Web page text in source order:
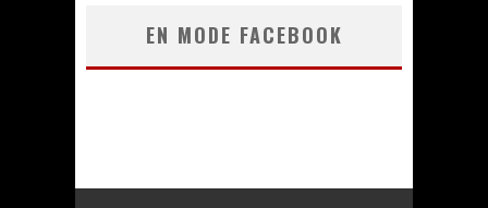
EN MODE FACEBOOK